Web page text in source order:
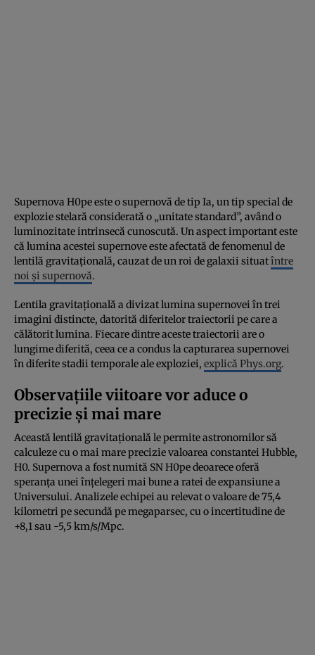
Supernova H0pe este o supernovă de tip Ia, un tip special de
explozie stelară considerată o „unitate standard”, având o
luminozitate intrinsecă cunoscută. Un aspect important este
că lumina acestei supernove este afectată de fenomenul de
lentilă gravitațională, cauzat de un roi de galaxii situatîntre
noi și supernovă.
Lentila gravitațională a divizat lumina supernovei în trei
imagini distincte, datorită diferitelor traiectorii pe care a
călătorit lumina. Fiecare dintre aceste traiectorii are o
lungime diferită, ceea ce a condus la capturarea supernovei
în diferite stadii temporale ale exploziei, explică Phys.org.
Observațiile viitoare vor aduce o
precizie și mai mare
Această lentilă gravitațională le permite astronomilor să
calculeze cu o mai mare precizie valoarea constantei Hubble,
H0. Supernova a fost numită SN H0pe deoarece oferă
speranța unei înțelegeri mai bune a ratei de expansiune a
Universului. Analizele echipei au relevat o valoare de 75,4
kilometri pe secundă pe megaparsec, cu o incertitudine de
+8,1 sau -5,5 km/s/Mpc.